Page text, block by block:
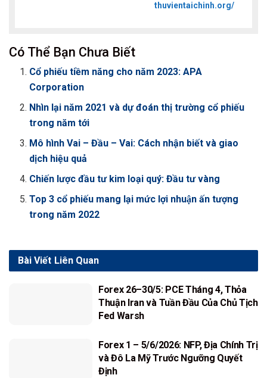
thuvientaichinh.org/
Có Thể Bạn Chưa Biết
Cổ phiếu tiềm năng cho năm 2023: APA
Corporation
Nhìn lại năm 2021 và dự đoán thị trường cổ phiếu
trong năm tới
Mô hình Vai – Đầu – Vai: Cách nhận biết và giao
dịch hiệu quả
Chiến lược đầu tư kim loại quý: Đầu tư vàng
Top 3 cổ phiếu mang lại mức lợi nhuận ấn tượng
trong năm 2022
Liên Quan
Bài Viết
Forex 26–30/5: PCE Tháng 4, Thỏa
Thuận Iran và Tuần Đầu Của Chủ Tịch
Fed Warsh
Forex 1 – 5/6/2026: NFP, Địa Chính Trị
và Đô La Mỹ Trước Ngưỡng Quyết
Định